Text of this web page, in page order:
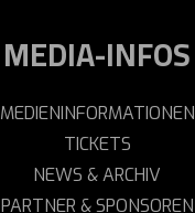
MEDIA-INFOS
MEDIENINFORMATIONEN
TICKETS
NEWS & ARCHIV
PARTNER & SPONSOREN